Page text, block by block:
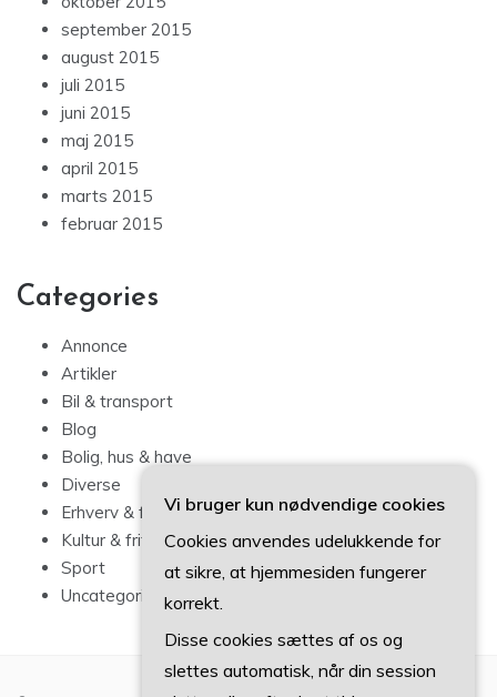
september 2015
august 2015
juli 2015
juni 2015
maj 2015
april 2015
marts 2015
februar 2015
Categories
Annonce
Artikler
Bil & transport
Blog
Bolig, hus & have
Diverse
Erhverv & forbrug
Kultur & fritid
Sport
Uncategorized
Vi bruger kun nødvendige cookies
Cookies anvendes udelukkende for
at sikre, at hjemmesiden fungerer
korrekt.
Disse cookies sættes af os og
slettes automatisk, når din session